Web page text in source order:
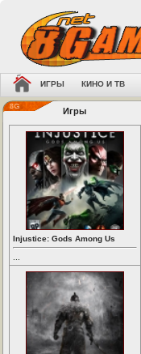
ИГРЫ КИНО И ТВ
Игры
Injustice: Gods Among Us